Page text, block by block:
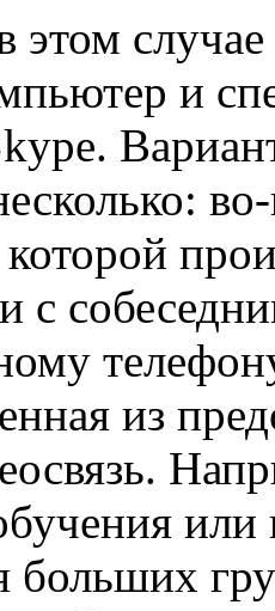
этом
и
с
из
больших